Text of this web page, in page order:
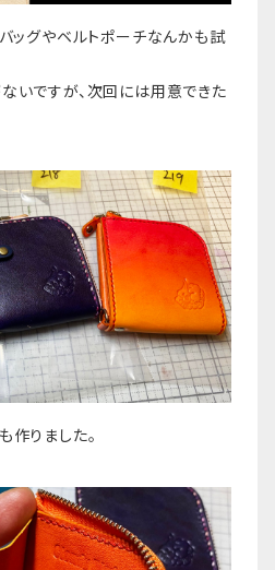
ッグやベルトポーチなんかも試
いですが、次回には用意できた
作りました。